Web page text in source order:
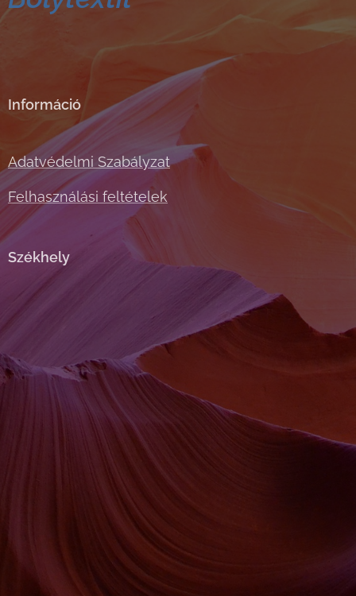
Információ
Adatvédelmi Szabályzat
Felhasználási feltételek
Székhely